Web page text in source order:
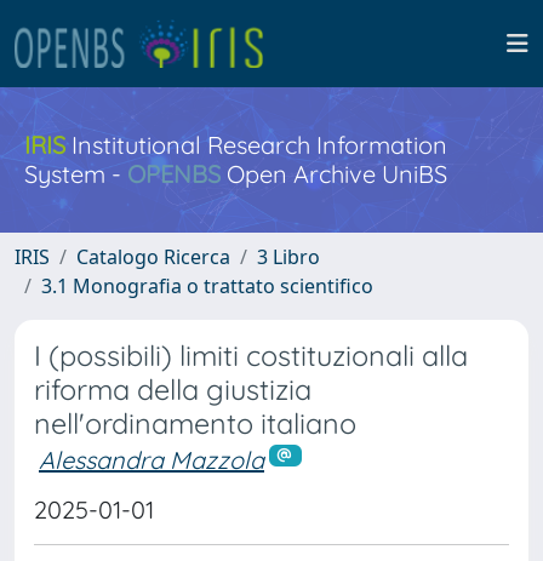
IRISInstitutional Research Information
System - OPENBS Open Archive UniBS
IRIS Catalogo Ricerca
3 Libro
3.1 Monografia o trattato scientifico
I (possibili) limiti costituzionali alla
riforma della giustizia
nell'ordinamento italiano
Alessandra Mazzola
2025-01-01